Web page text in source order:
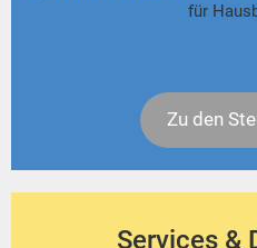
für
Zu den
Services &